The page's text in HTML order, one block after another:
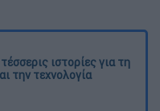
ιστορίες για τη
την τεχνολογία